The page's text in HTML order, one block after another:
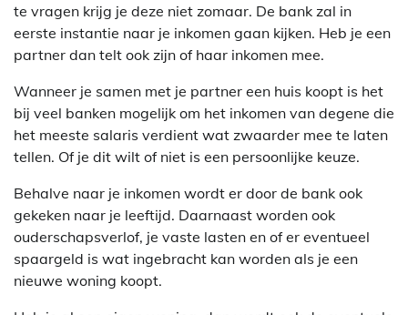
te vragen krijg je deze niet zomaar. De bank zal in
eerste instantie naar je inkomen gaan kijken. Heb je een
partner dan telt ook zijn of haar inkomen mee.
Wanneer je samen met je partner een huis koopt is het
bij veel banken mogelijk om het inkomen van degene die
het meeste salaris verdient wat zwaarder mee te laten
tellen. Of je dit wilt of niet is een persoonlijke keuze.
Behalve naar je inkomen wordt er door de bank ook
gekeken naar je leeftijd. Daarnaast worden ook
ouderschapsverlof, je vaste lasten en of er eventueel
spaargeld is wat ingebracht kan worden als je een
nieuwe woning koopt.